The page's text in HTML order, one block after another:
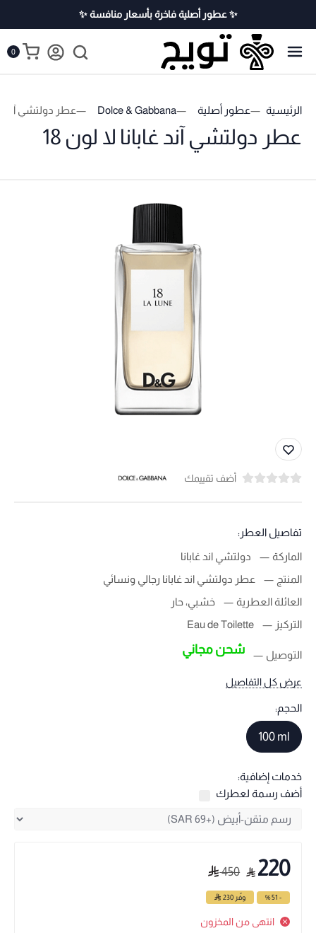
✨ عطور أصلية فاخرة بأسعار منافسة ✨
0
الرئيسية عطور أصلية Dolce & Gabbana عطر دولتشي آند
عطر دولتشي آند غابانا لا لون 18
أضف تقييمك
تفاصيل العطر:
الماركة
دولتشي اند غابانا
المنتج
عطر دولتشي اند غابانا رجالي ونسائي
العائلة العطرية
خشبي، حار
التركيز
Eau de Toilette
التوصيل شحن مجاني
عرض كل التفاصيل
الحجم:
100 ml
خدمات إضافية:
أضف رسمة لعطرك
220
450
- 51 % وفّر 230
انتهى من المخزون